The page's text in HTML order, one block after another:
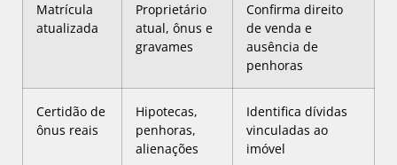
Matrícula
atualizada
Proprietário
atual, ônus e
gravames
Confirma direito
de venda e
ausência de
penhoras
Certidão de
ônus reais
Hipotecas,
penhoras,
alienações
Identifica dívidas
vinculadas ao
imóvel